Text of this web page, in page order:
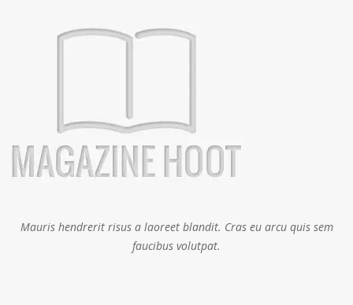
Mauris hendrerit risus a laoreet blandit. Cras eu arcu quis sem
faucibus volutpat.